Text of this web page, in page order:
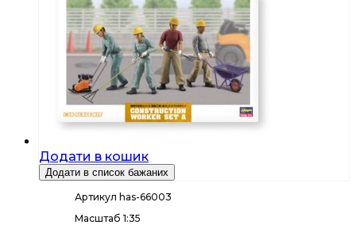
Додати в кошик
Додати в список бажаних
Артикул has-66003
Масштаб 1:35